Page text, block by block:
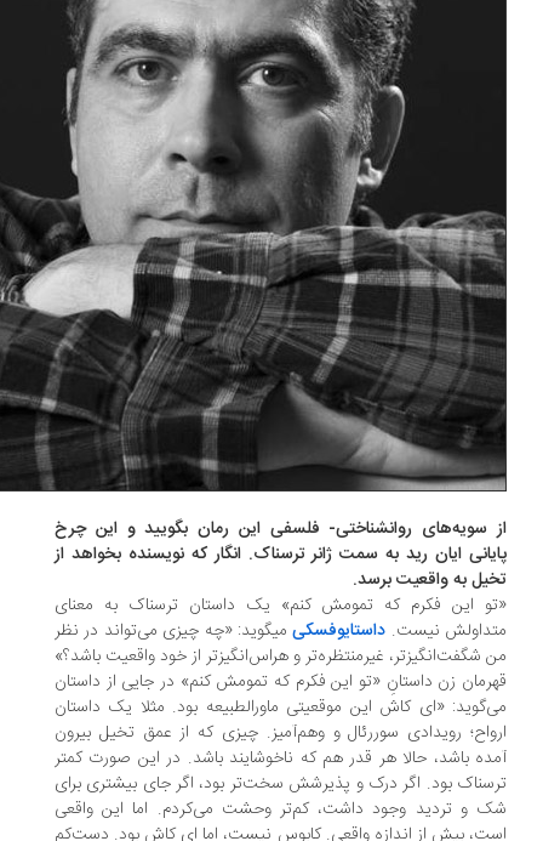
سویه‌های روانشناختی- فلسفی این رمان بگویید و این چرخ
ایان رید به سمت ژانر ترسناک. انگار که نویسنده بخواهد از
به واقعیت برسد.
این فکرم که تمومش کنم» یک داستان ترسناک به معنای
نیست.داستایوفسکیمیگوید: «چه چیزی می‌تواند در نظر
شگفت‌انگیزتر، غیرمنتظره‌تر و هراس‌انگیزتر از خود واقعیت باشد؟»
زن داستانِ «تو این فکرم که تمومش کنم» در جایی از داستان
«ای کاش این موقعیتی ماورالطبیعه بود. مثلا یک داستان
رویدادی سوررئال و وهم‌­آمیز. چیزی که از عمق تخیل بیرون
باشد، حالا هر قدر هم که ناخوشایند باشد. در این صورت کمتر
بود. اگر درک و پذیرشش سخت­‌تر بود، اگر جای بیشتری برای
و تردید وجود داشت، کم‌تر وحشت می­‌کردم. اما این واقعی
بیش ­از اندازه واقعی. کابوس نیست، اما ای کاش بود. دست­‌کم